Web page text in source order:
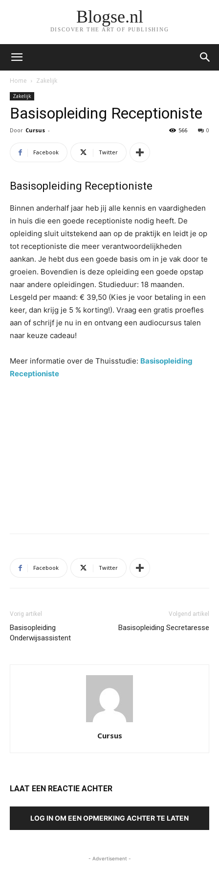
Blogse.nl
DISCOVER THE ART OF PUBLISHING
Home Zakelijk
Zakelijk
Basisopleiding Receptioniste
Door Cursus - 0
566
Facebook Twitter
Basisopleiding Receptioniste
Binnen anderhalf jaar heb jij alle kennis en vaardigheden
in huis die een goede receptioniste nodig heeft. De
opleiding sluit uitstekend aan op de praktijk en leidt je op
tot receptioniste die meer verantwoordelijkheden
aankan. Je hebt dus een goede basis om in je vak door te
groeien. Bovendien is deze opleiding een goede opstap
naar andere opleidingen. Studieduur: 18 maanden.
Lesgeld per maand: € 39,50 (Kies je voor betaling in een
keer, dan krijg je 5 % korting!). Vraag een gratis proefles
aan of schrijf je nu in en ontvang een audiocursus talen
naar keuze cadeau!
Meer informatie over de Thuisstudie: Basisopleiding
Receptioniste
Facebook Twitter
Vorig artikel
Basisopleiding
Onderwijsassistent
Volgend artikel
Basisopleiding Secretaresse
Cursus
LAAT EEN REACTIE ACHTER
LOG IN OM EEN OPMERKING ACHTER TE LATEN
- Advertisement -